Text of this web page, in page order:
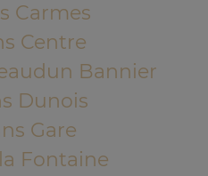
Carmes
Centre
Bannier
Dunois
Gare
Fontaine